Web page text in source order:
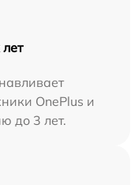
OnePlus и
до 3 лет.